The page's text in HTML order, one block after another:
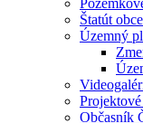
Štatút obce
Územný
Občasník